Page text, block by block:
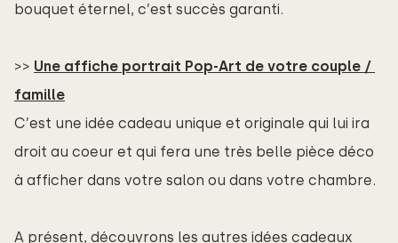
bouquet éternel, c’est succès garanti.
>> Une affiche portrait Pop-Art de votre couple /
famille
C’est une idée cadeau unique et originale qui lui ira
droit au coeur et qui fera une très belle pièce déco
à afficher dans votre salon ou dans votre chambre.
A présent, découvrons les autres idées cadeaux